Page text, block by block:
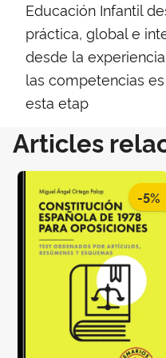
Educación Infantil
práctica, global e
desde la
las competencias
esta etap
Articles
-5%